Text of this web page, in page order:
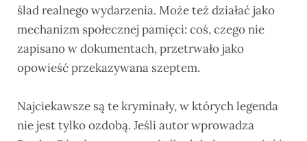
ślad realnego wydarzenia. Może też działać jako
mechanizm społecznej pamięci: coś, czego nie
zapisano w dokumentach, przetrwało jako
opowieść przekazywana szeptem.
Najciekawsze są te kryminały, w których legenda
nie jest tylko ozdobą. Jeśli autor wprowadza